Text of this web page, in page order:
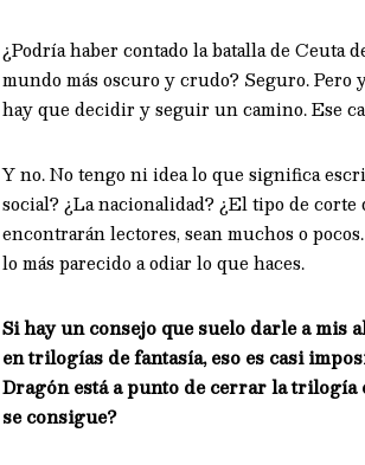
¿Podría haber contado la batalla de
mundo más oscuro y crudo? Seguro.
hay que decidir y seguir un camino. Ese
Y no. No tengo ni idea lo que significa
social? ¿La nacionalidad? ¿El tipo de
encontrarán lectores, sean muchos o
lo más parecido a odiar lo que haces.
Si hay un consejo que suelo darle a mis
en trilogías de fantasía, eso es casi
Dragón está a punto de cerrar la trilogía
se consigue?